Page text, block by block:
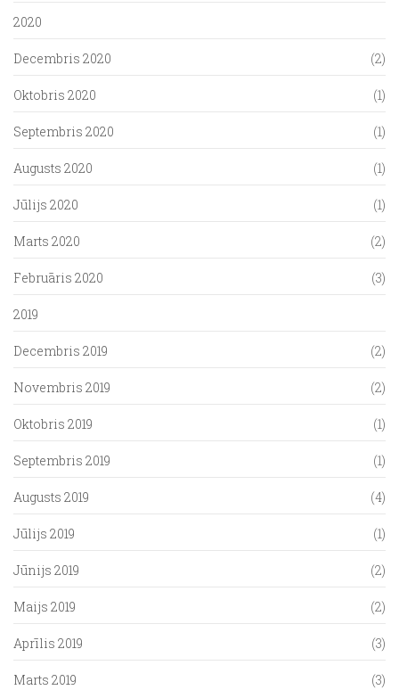
2020
Decembris 2020 (2)
Oktobris 2020 (1)
Septembris 2020 (1)
Augusts 2020 (1)
Jūlijs 2020 (1)
Marts 2020 (2)
Februāris 2020 (3)
2019
Decembris 2019 (2)
Novembris 2019 (2)
Oktobris 2019 (1)
Septembris 2019 (1)
Augusts 2019 (4)
Jūlijs 2019 (1)
Jūnijs 2019 (2)
Maijs 2019 (2)
Aprīlis 2019 (3)
Marts 2019 (3)